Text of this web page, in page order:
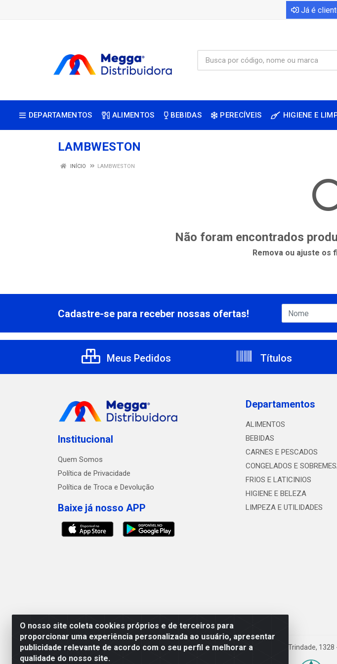
Já é
DEPARTAMENTOS ALIMENTOS BEBIDAS PERECÍVEIS HIGIENE E
LAMBWESTON
INÍCIO LAMBWESTON
Não foram encontrados
Remova ou ajuste os
O nosso site coleta cookies próprios e de terceiros para
proporcionar uma experiência personalizada ao usuário, apresentar
publicidade relevante de acordo com o seu perfil e melhorar a
qualidade do nosso site.
Cadastre-se para receber nossas ofertas!
Meus Pedidos Títulos
Institucional
Quem Somos
Política de Privacidade
Política de Troca e Devolução
Baixe já nosso APP
Departamentos
ALIMENTOS
BEBIDAS
CARNES E PESCADOS
CONGELADOS E
FRIOS E LATICINIOS
HIGIENE E BELEZA
LIMPEZA E UTILIDADES
Megga Distribuidora LTDA - Rua Deputado Jesse Ferreira Trindade,